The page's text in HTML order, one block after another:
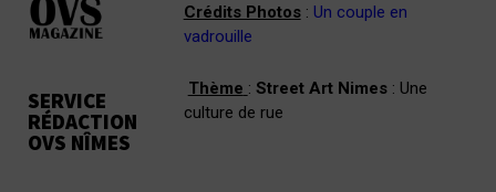
SERVICE
RÉDACTION
OVS NÎMES
Crédits Photos: Un couple en
vadrouille
Thème : Street Art Nimes: Une
culture de rue